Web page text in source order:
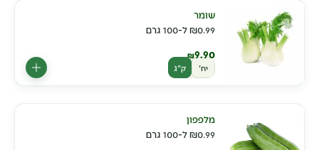
יח' ק"ג
שומר
₪0.99 ל-100 גרם
₪9.90
מלפפון
₪0.99 ל-100 גרם